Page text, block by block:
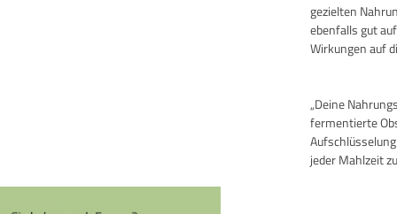
gezielten
ebenfalls gut
Wirkungen auf
„Deine
fermentierte
jeder Mahlzeit